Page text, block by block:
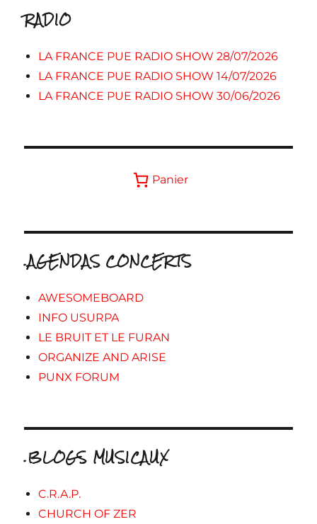
RADIO
LA FRANCE PUE RADIO SHOW 28/07/2026
LA FRANCE PUE RADIO SHOW 14/07/2026
LA FRANCE PUE RADIO SHOW 30/06/2026
Panier
.AGENDAS CONCERTS
AWESOMEBOARD
INFO USURPA
LE BRUIT ET LE FURAN
ORGANIZE AND ARISE
PUNX FORUM
.BLOGS MUSICAUX
C.R.A.P.
CHURCH OF ZER